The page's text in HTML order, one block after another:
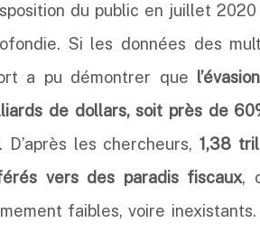
du public en juillet
Si les données des
a pu démontrer que
de dollars, soit près de
. D’après les chercheurs, 1,38
vers des paradis fiscaux,
faibles, voire inexistants.